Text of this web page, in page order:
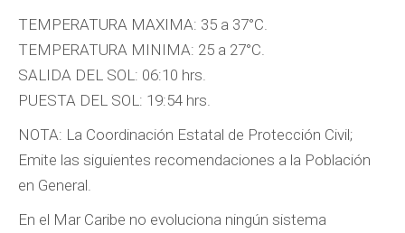
TEMPERATURA MAXIMA: 35 a 37°C.
TEMPERATURA MINIMA: 25 a 27°C.
SALIDA DEL SOL: 06:10 hrs.
PUESTA DEL SOL: 19:54 hrs.
NOTA: La Coordinación Estatal de Protección Civil;
Emite las siguientes recomendaciones a la Población
en General.
En el Mar Caribe no evoluciona ningún sistema